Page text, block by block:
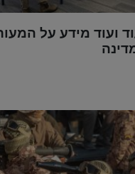
ועוד מידע על